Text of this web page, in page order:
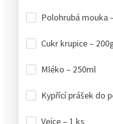
Polohrubá mouka
Cukr krupice –
Mléko – 250ml
Kypřící prášek do
Vejce – 1 ks